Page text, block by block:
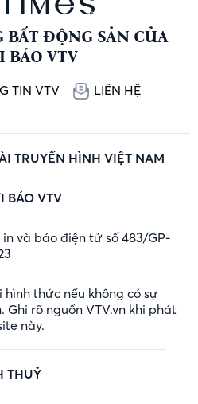
BẤT ĐỘNG SẢN CỦA
BÁO VTV
TIN VTV LIÊN HỆ
TRUYỀN HÌNH VIỆT NAM
BÁO VTV
và báo điện tử số 483/GP-
thức nếu không có sự
rõ nguồn VTV.vn khi phát
này.
THUỶ